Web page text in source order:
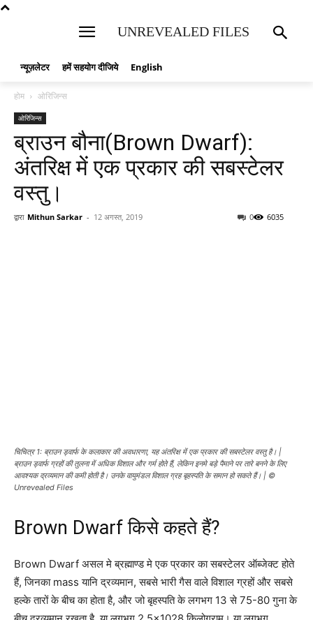
UNREVEALED FILES
न्यूज़लेटर हमें सहयोग दीजिये English
होम ओरिजिन्स
ओरिजिन्स
ब्राउन बौना(Brown Dwarf):
अंतरिक्ष में एक प्रकार की सबस्टेलर
वस्तु।
द्वारा Mithun Sarkar - 12 अगस्त, 2019 6035
0
चिचित्र 1: ब्राउन ड्वार्फ के कलाकार की अवधारणा, यह अंतरिक्ष में एक प्रकार की सबस्टेलर वस्तु है। |
ब्राउन ड्वार्फ ग्रहों की तुलना में अधिक विशाल और गर्म होते हैं, लेकिन इनमे बड़े पैमाने पर तारे बनने के लिए
आवश्यक द्रव्यमान की कमी होती है। उनके वायुमंडल विशाल ग्रह बृहस्पति के समान हो सकते हैं। | ©
Unrevealed Files
Brown Dwarf किसे कहते हैं?
Brown Dwarf असल मे ब्रह्माण्ड मे एक प्रकार का सबस्टेलर ऑब्जेक्ट होते
हैं, जिनका mass यानि द्रव्यमान, सबसे भारी गैस वाले विशाल ग्रहों और सबसे
हल्के तारों के बीच का होता है, और जो बृहस्पति के लगभग 13 से 75-80 गुना के